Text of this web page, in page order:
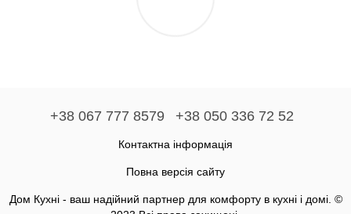
+38 067 777 8579 +38 050 336 72 52
Контактна інформація
Повна версія сайту
Дом Кухні - ваш надійний партнер для комфорту в кухні і домі. ©